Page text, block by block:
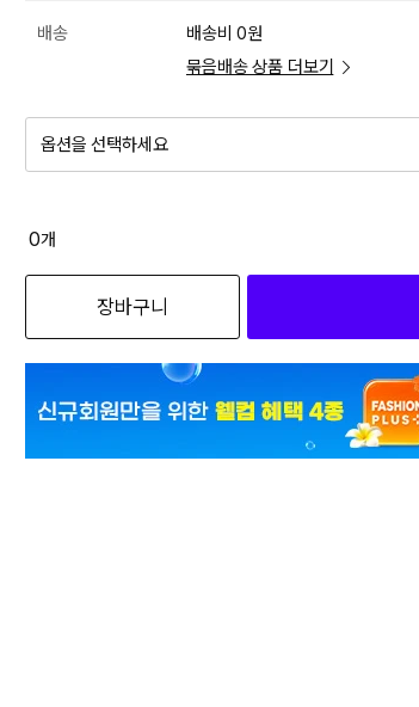
배송
배송비 0원
묶음배송 상품 더보기
옵션을 선택하세요
0개
장바구니